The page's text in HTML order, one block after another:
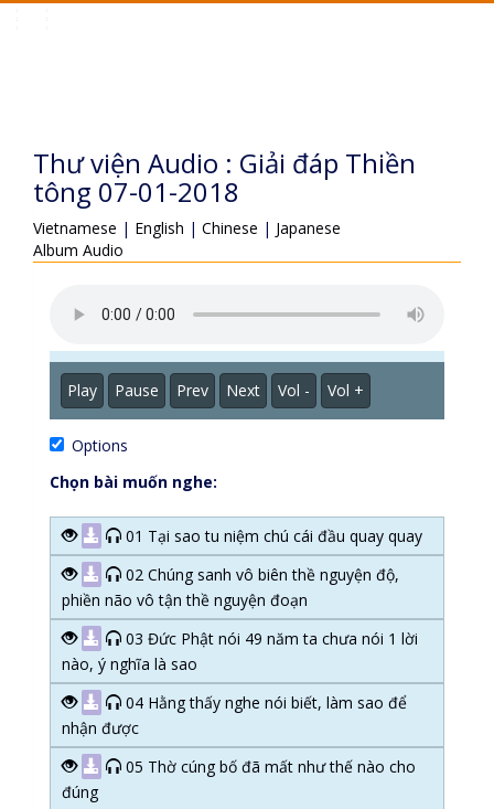
Thư viện Audio : Giải đáp Thiền
tông 07-01-2018
Vietnamese | English | Chinese | Japanese
Album Audio
Play Pause Prev Next Vol - Vol +
Options
Chọn bài muốn nghe:
01 Tại sao tu niệm chú cái đầu quay quay
02 Chúng sanh vô biên thề nguyện độ,
phiền não vô tận thề nguyện đoạn
03 Đức Phật nói 49 năm ta chưa nói 1 lời
nào, ý nghĩa là sao
04 Hằng thấy nghe nói biết, làm sao để
nhận được
05 Thờ cúng bố đã mất như thế nào cho
đúng